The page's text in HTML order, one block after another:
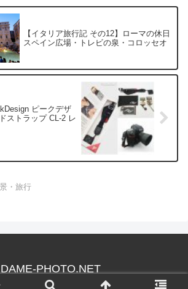
【イタリア旅行記 その12】ローマの休日
スペイン広場・トレビの泉・コロッセオ
ピークデザ
ストラップ CL-2 レ
・旅行
DAME-PHOTO.NET
2003 DAME-PHOTO.NET.